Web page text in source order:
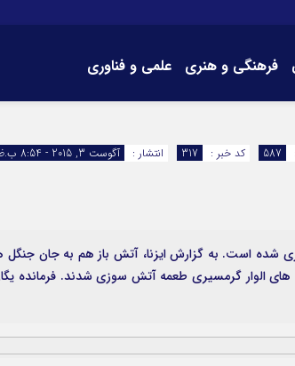
فرهنگی و هنری علمی و فناوری
انتشار :
آگوست 3, 2015 - 8:54 ب.ظ کد خبر : 317 587
دچار آتش سوزی شده است. به گزارش ایزنا، آتش باز هم به جان جنگل
های الوار گرمسیری طعمه آتش سوزی شدند. فرمانده